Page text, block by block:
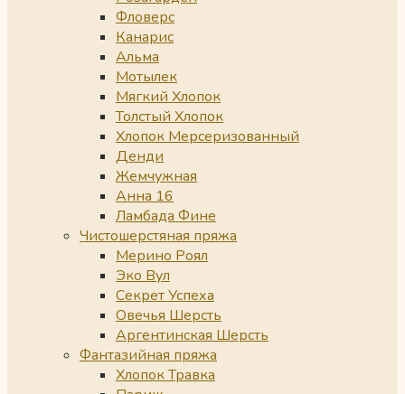
Фловерс
Канарис
Альма
Мотылек
Мягкий Хлопок
Толстый Хлопок
Хлопок Мерсеризованный
Денди
Жемчужная
Анна 16
Ламбада Фине
Чистошерстяная пряжа
Мерино Роял
Эко Вул
Секрет Успеха
Овечья Шерсть
Аргентинская Шерсть
Фантазийная пряжа
Хлопок Травка